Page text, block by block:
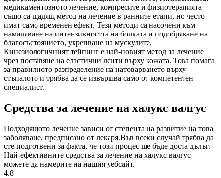
медикаментозното лечение, компресите и физиотерапията
също са щадящ метод на лечение в ранните етапи, но често
имат само временен ефект. Тези методи са насочени към
намаляване на интензивността на болката и подобряване на
благосъстоянието, укрепване на мускулите.
Кинезиологичният тейпинг е най-новият метод за лечение
чрез поставяне на еластични ленти върху кожата. Това помага
за правилното разпределение на натоварването върху
стъпалото и трябва да се извършва само от компетентен
специалист.
Средства за лечение на халукс валгус
Подходящото лечение зависи от степента на развитие на това
заболяване, предписано от лекаря.Във всеки случай трябва да
сте подготвени за факта, че този процес ще бъде доста дълъг.
Най-ефективните средства за лечение на халукс валгус
можете да намерите на нашия уебсайт.
4.8